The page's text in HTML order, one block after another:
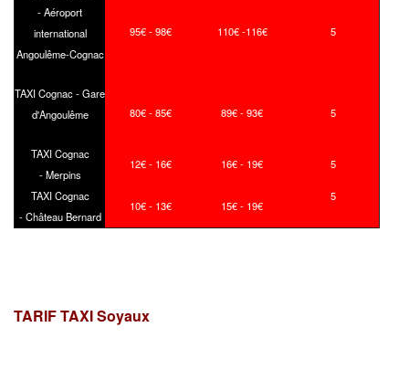
- Aéroport
international
Angoulême-Cognac
95€ - 98€ 110€ -116€ 5
TAXI Cognac - Gare
d'Angoulême
80€ - 85€ 89€ - 93€ 5
TAXI Cognac
- Merpins
12€ - 16€ 16€ - 19€ 5
TAXI Cognac
- Château Bernard
10€ - 13€ 15€ - 19€
5
TARIF TAXISoyaux